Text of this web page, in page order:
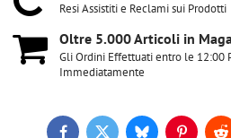
Resi Assistiti e Reclami sui Prodotti
Oltre 5​.000 Articoli in
Gli Ordini Effettuati entro le 12:00
Immediatamente